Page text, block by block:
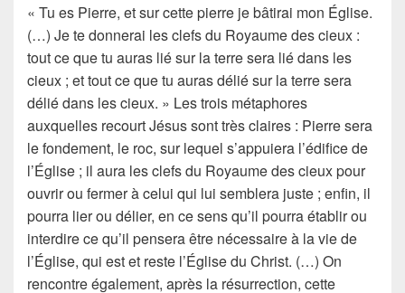
« Tu es Pierre, et sur cette pierre je bâtirai mon Église.
(…) Je te donnerai les clefs du Royaume des cieux :
tout ce que tu auras lié sur la terre sera lié dans les
cieux ; et tout ce que tu auras délié sur la terre sera
délié dans les cieux. » Les trois métaphores
auxquelles recourt Jésus sont très claires : Pierre sera
le fondement, le roc, sur lequel s’appuiera l’édifice de
l’Église ; il aura les clefs du Royaume des cieux pour
ouvrir ou fermer à celui qui lui semblera juste ; enfin, il
pourra lier ou délier, en ce sens qu’il pourra établir ou
interdire ce qu’il pensera être nécessaire à la vie de
l’Église, qui est et reste l’Église du Christ. (…) On
rencontre également, après la résurrection, cette